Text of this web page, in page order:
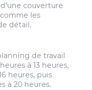
couverture
les
détail.
de travail
à 13 heures,
heures, puis
à 20 heures.